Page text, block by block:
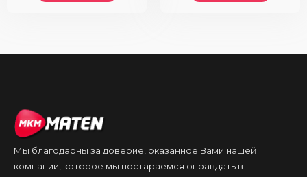
Мы благодарны за доверие, оказанное Вами нашей
компании, которое мы постараемся оправдать в